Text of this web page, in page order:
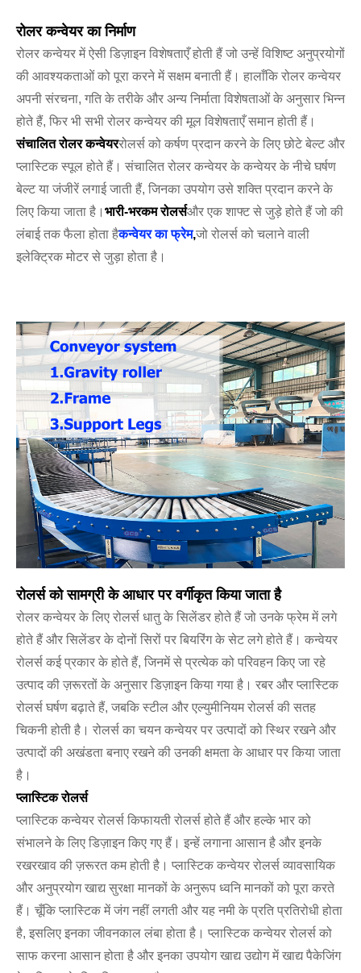
रोलर कन्वेयर का निर्माण
रोलर कन्वेयर में ऐसी डिज़ाइन विशेषताएँ होती हैं जो उन्हें विशिष्ट अनुप्रयोगों
की आवश्यकताओं को पूरा करने में सक्षम बनाती हैं। हालाँकि रोलर कन्वेयर
अपनी संरचना, गति के तरीके और अन्य निर्माता विशेषताओं के अनुसार भिन्न
होते हैं, फिर भी सभी रोलर कन्वेयर की मूल विशेषताएँ समान होती हैं।
संचालित रोलर कन्वेयररोलर्स को कर्षण प्रदान करने के लिए छोटे बेल्ट और
प्लास्टिक स्पूल होते हैं। संचालित रोलर कन्वेयर के कन्वेयर के नीचे घर्षण
बेल्ट या जंजीरें लगाई जाती हैं, जिनका उपयोग उसे शक्ति प्रदान करने के
लिए किया जाता है। भारी-भरकम रोलर्सऔर एक शाफ्ट से जुड़े होते हैं जो की
लंबाई तक फैला होता हैकन्वेयर का फ्रेम,जो रोलर्स को चलाने वाली
इलेक्ट्रिक मोटर से जुड़ा होता है।
रोलर्स को सामग्री के आधार पर वर्गीकृत किया जाता है
रोलर कन्वेयर के लिए रोलर्स धातु के सिलेंडर होते हैं जो उनके फ्रेम में लगे
होते हैं और सिलेंडर के दोनों सिरों पर बियरिंग के सेट लगे होते हैं। कन्वेयर
रोलर्स कई प्रकार के होते हैं, जिनमें से प्रत्येक को परिवहन किए जा रहे
उत्पाद की ज़रूरतों के अनुसार डिज़ाइन किया गया है। रबर और प्लास्टिक
रोलर्स घर्षण बढ़ाते हैं, जबकि स्टील और एल्युमीनियम रोलर्स की सतह
चिकनी होती है। रोलर्स का चयन कन्वेयर पर उत्पादों को स्थिर रखने और
उत्पादों की अखंडता बनाए रखने की उनकी क्षमता के आधार पर किया जाता
है।
प्लास्टिक रोलर्स
प्लास्टिक कन्वेयर रोलर्स किफायती रोलर्स होते हैं और हल्के भार को
संभालने के लिए डिज़ाइन किए गए हैं। इन्हें लगाना आसान है और इनके
रखरखाव की ज़रूरत कम होती है। प्लास्टिक कन्वेयर रोलर्स व्यावसायिक
और अनुप्रयोग खाद्य सुरक्षा मानकों के अनुरूप ध्वनि मानकों को पूरा करते
हैं। चूँकि प्लास्टिक में जंग नहीं लगती और यह नमी के प्रति प्रतिरोधी होता
है, इसलिए इनका जीवनकाल लंबा होता है। प्लास्टिक कन्वेयर रोलर्स को
साफ करना आसान होता है और इनका उपयोग खाद्य उद्योग में खाद्य पैकेजिंग